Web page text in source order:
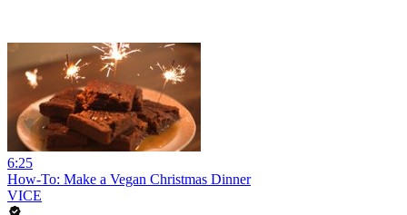
6:25
How-To: Make a Vegan Christmas Dinner
VICE